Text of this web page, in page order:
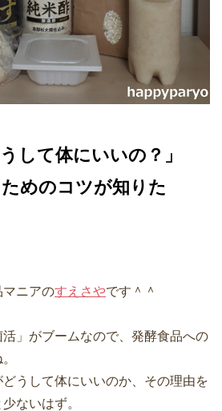
して体にいいの？」
ためのコツが知りた
マニアのすえさやです＾＾
」がブームなので、発酵食品への
うして体にいいのか、その理由を
ないはず。